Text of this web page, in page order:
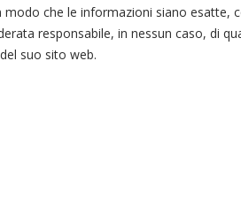
modo che le informazioni siano esatte,
responsabile, in nessun caso, di
suo sito web.